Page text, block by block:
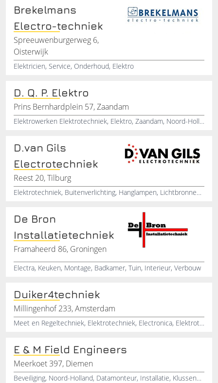
Brekelmans
Electro-techniek
Spreeuwenburgerweg 6,
Oisterwijk
Elektricien, Service, Onderhoud, Elektro
D. Q. P. Elektro
Prins Bernhardplein 57, Zaandam
Elektrowerken Elektrotechniek, Elektro, Zaandam, Noord-Holland
D.van Gils
Electrotechniek
Reest 20, Tilburg
Elektrotechniek, Buitenverlichting, Hanglampen, Lichtbronnen, Plafondlampen, Schakelmateriaal, Meterkasten, Tilburg, Noord-Brabant
De Bron
Installatietechniek
Framaheerd 86, Groningen
Electra, Keuken, Montage, Badkamer, Tuin, Interieur, Verbouw
Duiker4techniek
Millingenhof 233, Amsterdam
Meet en Regeltechniek, Elektrotechniek, Electronica, Elektrotechnisch, Installatiebedrijf, Meet en Regelsystemen
E & M Field Engineers
Meerkoet 397, Diemen
Beveiliging, Noord-Holland, Datamonteur, Installatie, Klussenbedrijven, Diemen